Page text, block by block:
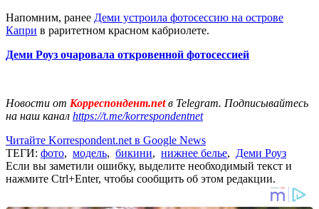
Напомним, ранее Деми устроила фотосессию на острове
Капри в раритетном красном кабриолете.
Деми Роуз очаровала откровенной фотосессией
Новости от Корреспондент.netв Telegram. Подписывайтесь
на наш канал https://t.me/korrespondentnet
Читайте Korrespondent.net в Google News
ТЕГИ: фото, модель, бикини, нижнее белье, Деми Роуз
Если вы заметили ошибку, выделите необходимый текст и
нажмите Ctrl+Enter, чтобы сообщить об этом редакции.